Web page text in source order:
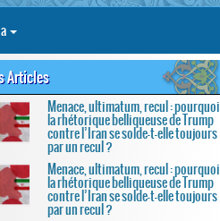
Articles
Menace, ultimatum, recul : pourquoi
la rhétorique belliqueuse de Trump
contre l’Iran se solde-t-elle toujours
par un recul ?
Menace, ultimatum, recul : pourquoi
la rhétorique belliqueuse de Trump
contre l’Iran se solde-t-elle toujours
par un recul ?